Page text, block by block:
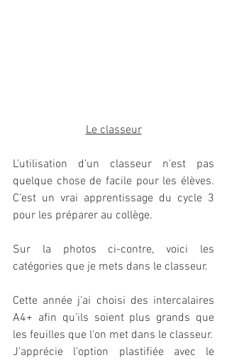
Le classeur
L'utilisation d'un classeur n'est pas
quelque chose de facile pour les élèves.
C'est un vrai apprentissage du cycle 3
pour les préparer au collège.
Sur la photos ci-contre, voici les
catégories que je mets dans le classeur.
Cette année j'ai choisi des intercalaires
A4+ afin qu'ils soient plus grands que
J'apprécie l'option plastifiée avec le